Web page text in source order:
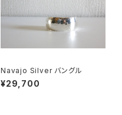
Navajo Silver バングル
¥29,700